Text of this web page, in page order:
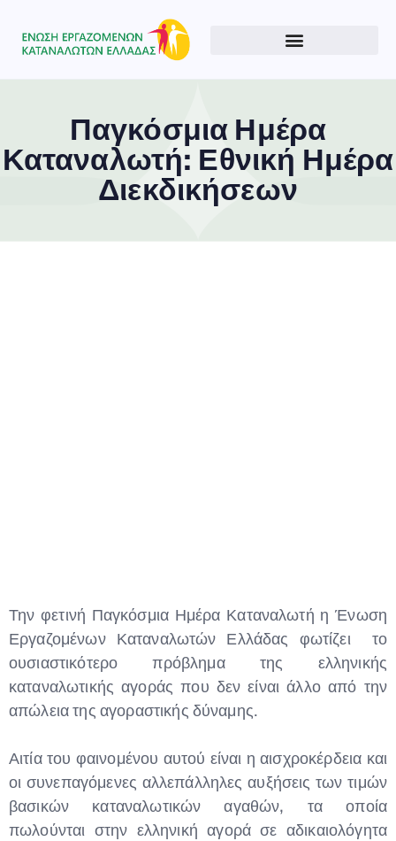
Παγκόσμια Ημέρα
Καταναλωτή: Εθνική Ημέρα
Διεκδικήσεων
Την φετινή Παγκόσμια Ημέρα Καταναλωτή η Ένωση
Εργαζομένων Καταναλωτών Ελλάδας φωτίζει το
ουσιαστικότερο πρόβλημα της ελληνικής
καταναλωτικής αγοράς που δεν είναι άλλο από την
απώλεια της αγοραστικής δύναμης.
Αιτία του φαινομένου αυτού είναι η αισχροκέρδεια και
οι συνεπαγόμενες αλλεπάλληλες αυξήσεις των τιμών
βασικών καταναλωτικών αγαθών, τα οποία
πωλούνται στην ελληνική αγορά σε αδικαιολόγητα